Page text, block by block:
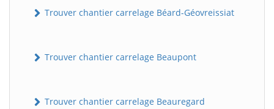
Trouver chantier carrelage Béard-Géovreissiat
Trouver chantier carrelage Beaupont
Trouver chantier carrelage Beauregard